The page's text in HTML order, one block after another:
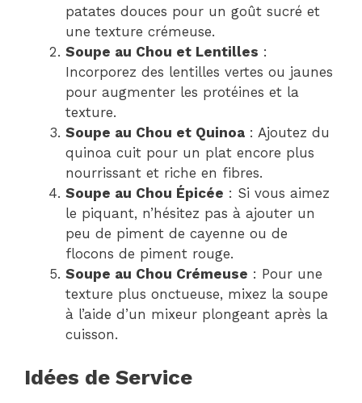
patates douces pour un goût sucré et
une texture crémeuse.
Soupe au Chou et Lentilles :
Incorporez des lentilles vertes ou jaunes
pour augmenter les protéines et la
texture.
Soupe au Chou et Quinoa : Ajoutez du
quinoa cuit pour un plat encore plus
nourrissant et riche en fibres.
Soupe au Chou Épicée : Si vous aimez
le piquant, n’hésitez pas à ajouter un
peu de piment de cayenne ou de
flocons de piment rouge.
Soupe au Chou Crémeuse : Pour une
texture plus onctueuse, mixez la soupe
à l’aide d’un mixeur plongeant après la
cuisson.
Idées de Service